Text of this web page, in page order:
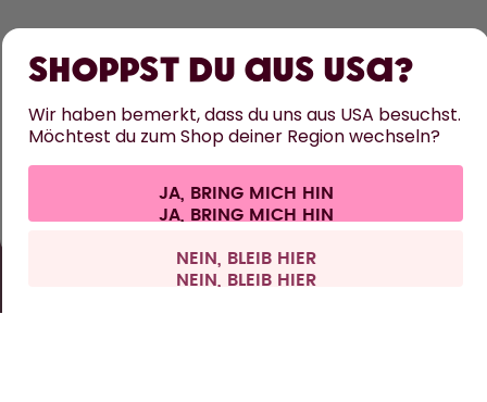
KONTAKT
Cookie-Einstellungen AGB Datenschutz
Alle Preise sind inklusive Mehrwertsteuer und zzgl. Versandkosten.
Shoppst du aus USA?
Wir haben bemerkt, dass du uns aus USA besuchst.
Möchtest du zum Shop deiner Region wechseln?
JA, BRING MICH HIN
NEIN, BLEIB HIER